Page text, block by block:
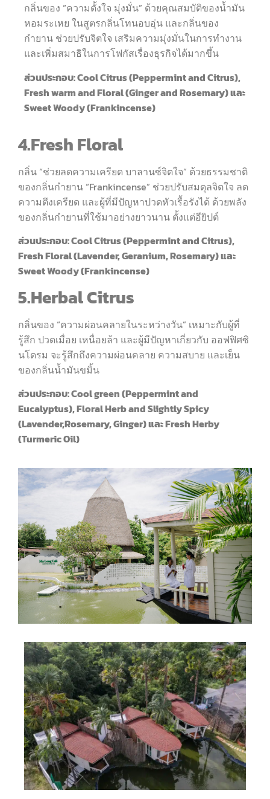
กลิ่นของ “ความตั้งใจ มุ่งมั่น” ด้วยคุณสมบัติของน้ำมัน
หอมระเหย ในสูตรกลิ่นโทนอบอุ่น และกลิ่นของ
กำยาน ช่วยปรับจิตใจ เสริมความมุ่งมั่นในการทำงาน
และเพิ่มสมาธิในการโฟกัสเรื่องธุรกิจได้มากขึ้น
ส่วนประกอบ: Cool Citrus (Peppermint and Citrus),
Fresh warm and Floral (Ginger and Rosemary) และ
Sweet Woody (Frankincense)
4.Fresh Floral
กลิ่น “ช่วยลดความเครียด บาลานซ์จิตใจ” ด้วยธรรมชาติ
ของกลิ่นกำยาน “Frankincense” ช่วยปรับสมดุลจิตใจ ลด
ความตึงเครียด และผู้ที่มีปัญหาปวดหัวเรื้อรังได้ ด้วยพลัง
ของกลิ่นกำยานที่ใช้มาอย่างยาวนาน ตั้งแต่อียิปต์
ส่วนประกอบ: Cool Citrus (Peppermint and Citrus),
Fresh Floral (Lavender, Geranium, Rosemary) และ
Sweet Woody (Frankincense)
5.Herbal Citrus
กลิ่นของ “ความผ่อนคลายในระหว่างวัน” เหมาะกับผู้ที่
รู้สึก ปวดเมื่อย เหนื่อยล้า และผู้มีปัญหาเกี่ยวกับ ออฟฟิศซิ
นโดรม จะรู้สึกถึงความผ่อนคลาย ความสบาย และเย็น
ของกลิ่นน้ำมันขมิ้น
ส่วนประกอบ: Cool green (Peppermint and
Eucalyptus), Floral Herb and Slightly Spicy
(Lavender,Rosemary, Ginger) และ Fresh Herby
(Turmeric Oil)